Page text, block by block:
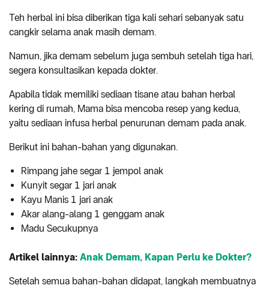
Teh herbal ini bisa diberikan tiga kali sehari sebanyak satu
cangkir selama anak masih demam.
Namun, jika demam sebelum juga sembuh setelah tiga hari,
segera konsultasikan kepada dokter.
Apabila tidak memiliki sediaan tisane atau bahan herbal
kering di rumah, Mama bisa mencoba resep yang kedua,
yaitu sediaan infusa herbal penurunan demam pada anak.
Berikut ini bahan-bahan yang digunakan.
Rimpang jahe segar 1 jempol anak
Kunyit segar 1 jari anak
Kayu Manis 1 jari anak
Akar alang-alang 1 genggam anak
Madu Secukupnya
Artikel lainnya: Anak Demam, Kapan Perlu ke Dokter?
Setelah semua bahan-bahan didapat, langkah membuatnya